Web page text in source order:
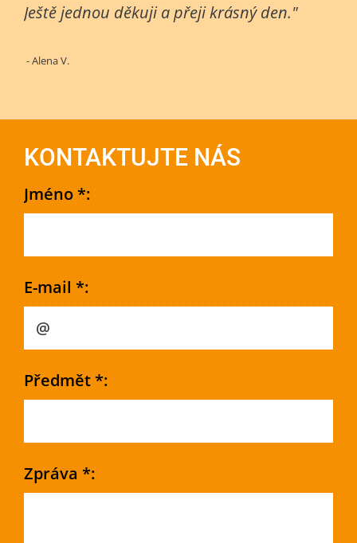
Ještě jednou děkuji a přeji krásný den."
- Alena V.
KONTAKTUJTE NÁS
Jméno *:
E-mail *:
Předmět *:
Zpráva *: